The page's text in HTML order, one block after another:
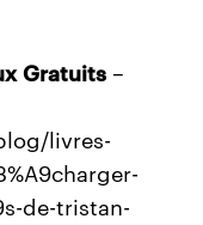
Gratuits –
livres-
de-tristan-